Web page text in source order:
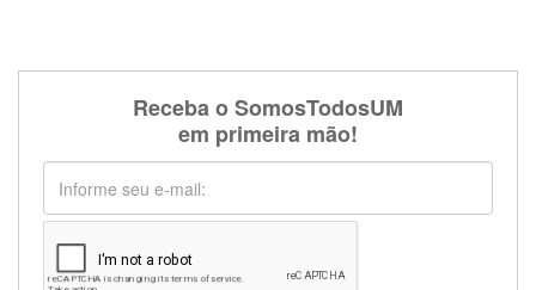
Receba o SomosTodosUM
em primeira mão!